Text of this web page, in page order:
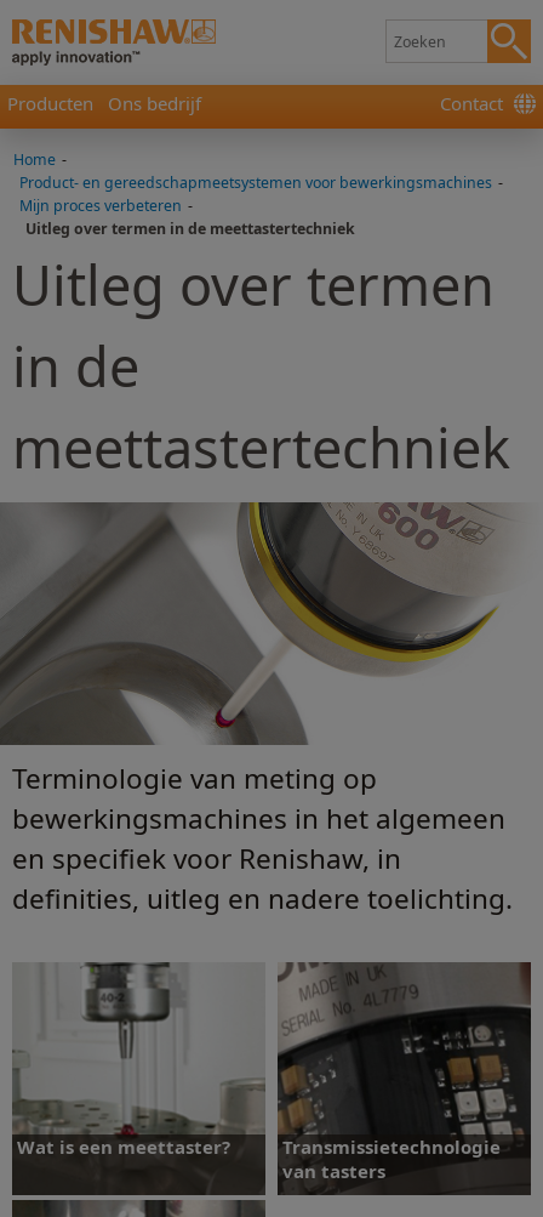
Producten Ons bedrijf Contact
Home -
Product- en gereedschapmeetsystemen voor bewerkingsmachines -
Mijn proces verbeteren -
Uitleg over termen in de meettastertechniek
Uitleg over termen
in de
meettastertechniek
Terminologie van meting op
bewerkingsmachines in het algemeen
en specifiek voor Renishaw, in
definities, uitleg en nadere toelichting.
Wat is een meettaster?
Transmissietechnologie
van tasters